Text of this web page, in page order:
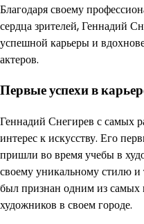
Благодаря своему
сердца зрителей, Геннадий
успешной карьеры и
актеров.
Первые успехи в
Геннадий Снегирев с самых
интерес к искусству. Его
пришли во время учебы в
своему уникальному стилю
был признан одним из
художников в своем городе.